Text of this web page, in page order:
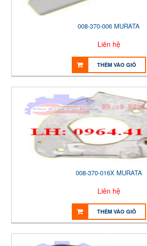
008-370-006 MURATA
Liên hệ
THÊM VÀO GIỎ
008-370-016X MURATA
Liên hệ
THÊM VÀO GIỎ